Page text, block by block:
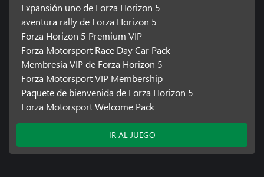
Expansión uno de Forza Horizon 5
aventura rally de Forza Horizon 5
Forza Horizon 5 Premium VIP
Forza Motorsport Race Day Car Pack
Membresía VIP de Forza Horizon 5
Forza Motorsport VIP Membership
Paquete de bienvenida de Forza Horizon 5
Forza Motorsport Welcome Pack
IR AL JUEGO